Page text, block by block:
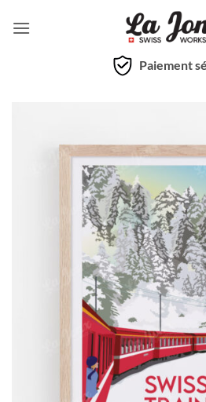
Paiement sécurisé